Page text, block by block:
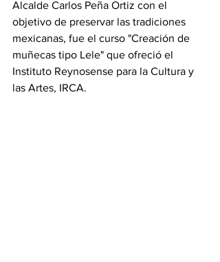
Alcalde Carlos Peña Ortiz con el
objetivo de preservar las tradiciones
mexicanas, fue el curso "Creación de
muñecas tipo Lele" que ofreció el
Instituto Reynosense para la Cultura y
las Artes, IRCA.